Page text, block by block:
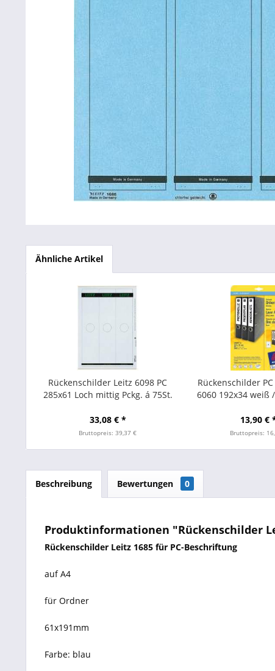
Ähnliche Artikel
Rückenschilder Leitz 6098 PC
285x61 Loch mittig Pckg. á 75St.
33,08 € *
Bruttopreis: 39,37 €
Rückenschilder
6060 192x34 weiß
13,90 €
Bruttopreis:
Beschreibung Bewertungen 0
Produktinformationen "Rückenschilder
Rückenschilder Leitz 1685 für PC-Beschriftung
auf A4
für Ordner
61x191mm
Farbe: blau